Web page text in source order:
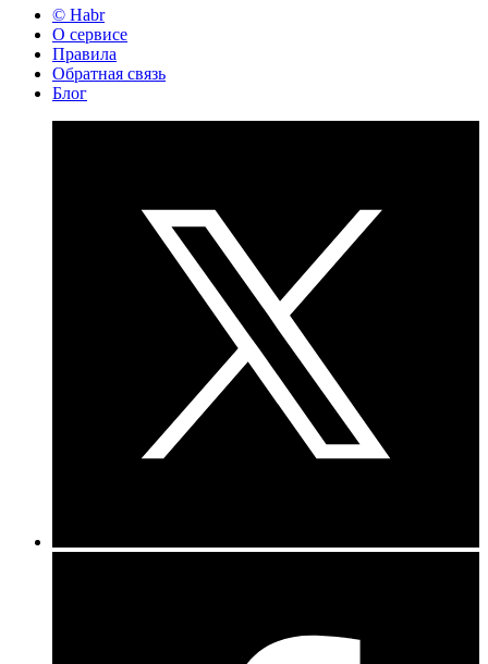
© Habr
О сервисе
Правила
Обратная связь
Блог